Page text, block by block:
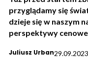
przyglądamy się
dzieje się w naszym
perspektywy cenowe
Juliusz Urban